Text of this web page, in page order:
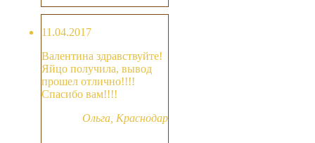
11.04.2017
Валентина здравствуйте!
Яйцо получила, вывод
прошел отлично!!!!
Спасибо вам!!!!
Ольга, Краснодар